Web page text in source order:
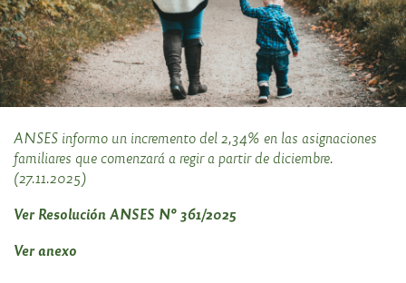
ANSES informo un incremento del 2,34% en las asignaciones
familiares que comenzará a regir a partir de diciembre.
(27.11.2025)
Ver Resolución ANSES Nº 361/2025
Ver anexo